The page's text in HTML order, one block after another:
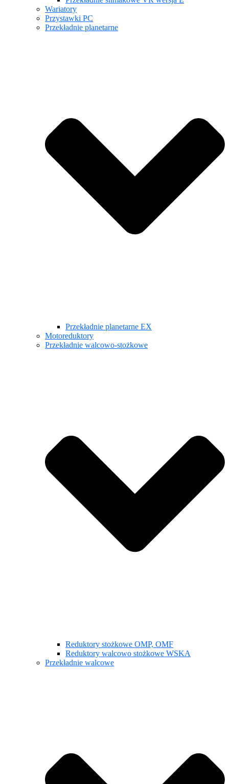
Wariatory
Przystawki PC
Przekładnie planetarne
Przekładnie planetarne EX
Motoreduktory
Przekładnie walcowo-stożkowe
Reduktory stożkowe OMP, OMF
Reduktory walcowo stożkowe WSKA
Przekładnie walcowe